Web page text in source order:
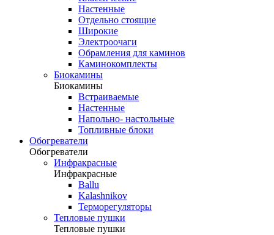
Настенные
Отдельно стоящие
Широкие
Электроочаги
Обрамления для каминов
Каминокомплекты
Биокамины
Биокамины
Встраиваемые
Настенные
Напольно- настольные
Топливные блоки
Обогреватели
Обогреватели
Инфракрасные
Инфракрасные
Ballu
Kalashnikov
Терморегуляторы
Тепловые пушки
Тепловые пушки